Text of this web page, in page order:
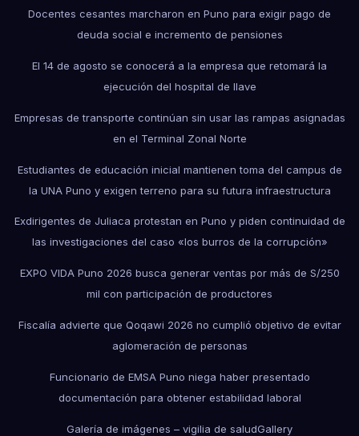
Docentes cesantes marcharon en Puno para exigir pago de
deuda social e incremento de pensiones
El 14 de agosto se conocerá a la empresa que retomará la
ejecución del hospital de Ilave
Empresas de transporte continúan sin usar las rampas asignadas
en el Terminal Zonal Norte
Estudiantes de educación inicial mantienen toma del campus de
la UNA Puno y exigen terreno para su futura infraestructura
Exdirigentes de Juliaca protestan en Puno y piden continuidad de
las investigaciones del caso «los burros de la corrupción»
EXPO VIDA Puno 2026 busca generar ventas por más de S/250
mil con participación de productores
Fiscalía advierte que Qoqawi 2026 no cumplió objetivo de evitar
aglomeración de personas
Funcionario de EMSA Puno niega haber presentado
documentación para obtener estabilidad laboral
Galería de imágenes – vigilia de saludGallery